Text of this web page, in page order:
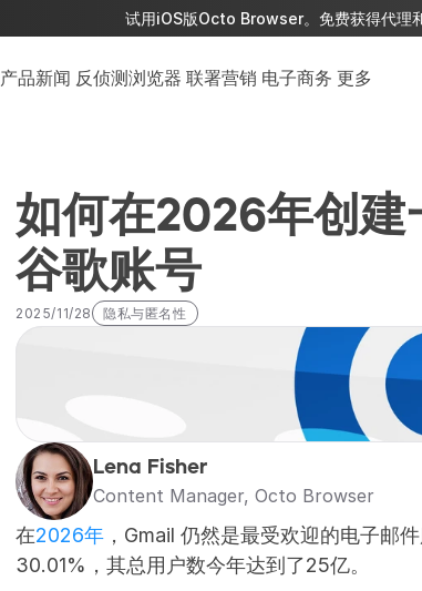
试用iOS版Octo Browser。免费获得代理
产品新闻 反侦测浏览器 联署营销 电子商务 更多
如何在2026年创建
谷歌账号
2025/11/28 隐私与匿名性
Lena Fisher
Content Manager, Octo Browser
在2026年 ，Gmail 仍然是最受欢迎的电子邮
30.01%，其总用户数今年达到了25亿。